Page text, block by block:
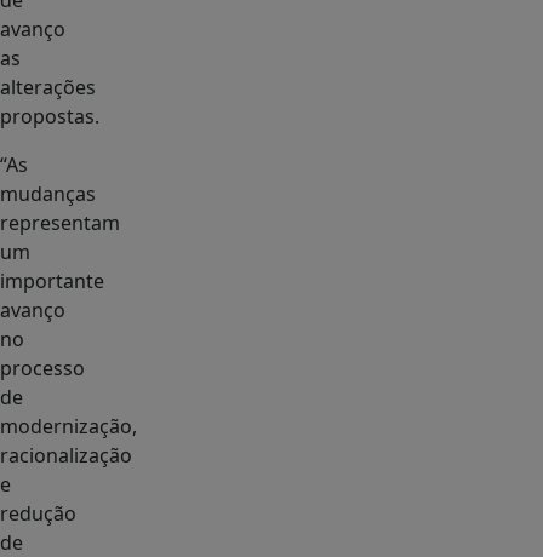
avanço
as
alterações
propostas.
“As
mudanças
representam
um
importante
avanço
no
processo
de
modernização,
racionalização
e
redução
de